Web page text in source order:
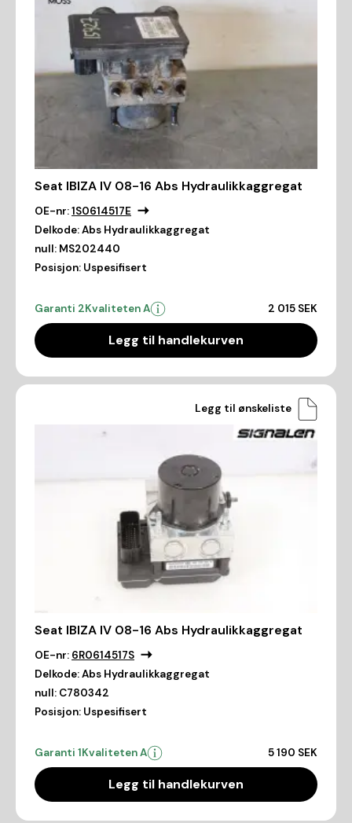
Seat IBIZA IV 08-16 Abs Hydraulikkaggregat
OE-nr:1S0614517E
Delkode:Abs Hydraulikkaggregat
null: MS202440
Posisjon: Uspesifisert
Garanti 2Kvaliteten A 2 015 SEK
Legg til handlekurven
Legg til ønskeliste
Seat IBIZA IV 08-16 Abs Hydraulikkaggregat
OE-nr: 6R0614517S
Delkode:Abs Hydraulikkaggregat
null: C780342
Posisjon: Uspesifisert
Garanti 1Kvaliteten A 5 190 SEK
Legg til handlekurven